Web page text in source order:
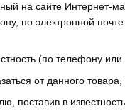
на сайте Интернет-
по электронной
(по телефону или
от данного товара,
поставив в